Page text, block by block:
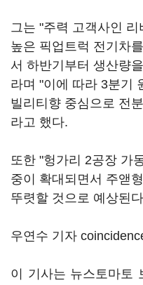
그는 "주력 고객사인
높은 픽업트럭 전기차
서 하반기부터 생산량
라며 "이에 따라 3분기
빌리티향 중심으로 전
라고 했다.
또한 "헝가리 2공장 가
중이 확대되면서 주앧
뚜렷할 것으로 예상된
우연수 기자
이 기사는 뉴스토마토